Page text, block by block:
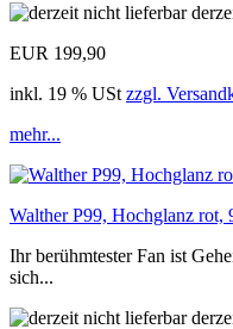
EUR 199,90
inkl. 19 % USt zzgl.
mehr...
Walther P99, Hochglanz rot,
Ihr berühmtester Fan ist
sich...